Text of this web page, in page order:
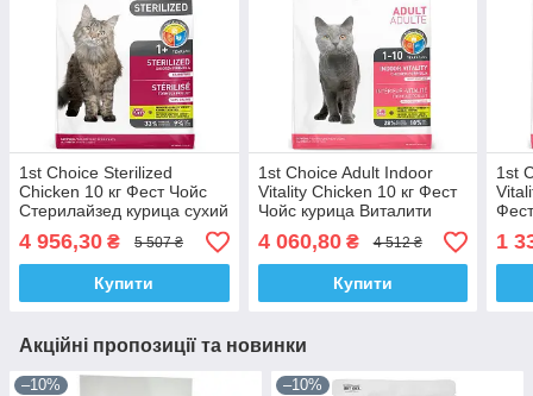
1st Choice Sterilized
Chicken 10 кг Фест Чойс
Стерилайзед курица сухий
корм для кастрованих
котів
4 956,30 ₴ 5 507 ₴
Купити
1st Choice Adult Indoor
Vitality Chicken 10 кг Фест
Чойс курица Виталити
сухий корм для котів
4 060,80₴ 4 512 ₴
Купити
1st
котів
1
Акційні пропозиції та новинки
–10% –10%